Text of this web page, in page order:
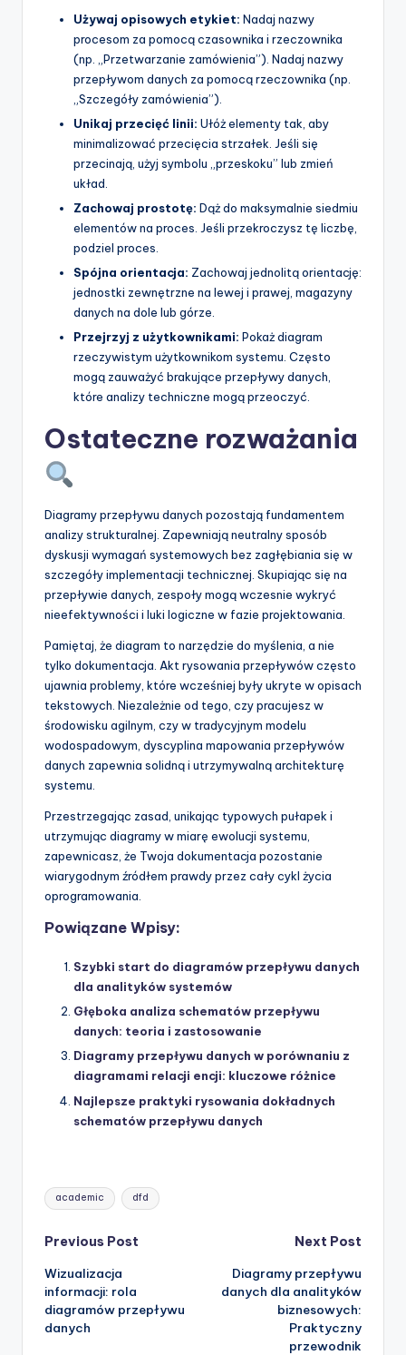
Używaj opisowych etykiet: Nadaj nazwy
procesom za pomocą czasownika i rzeczownika
(np. „Przetwarzanie zamówienia”). Nadaj nazwy
przepływom danych za pomocą rzeczownika (np.
„Szczegóły zamówienia”).
Unikaj przecięć linii: Ułóż elementy tak, aby
minimalizować przecięcia strzałek. Jeśli się
przecinają, użyj symbolu „przeskoku” lub zmień
układ.
Zachowaj prostotę: Dąż do maksymalnie siedmiu
elementów na proces. Jeśli przekroczysz tę liczbę,
podziel proces.
Spójna orientacja: Zachowaj jednolitą orientację:
jednostki zewnętrzne na lewej i prawej, magazyny
danych na dole lub górze.
Przejrzyj z użytkownikami: Pokaż diagram
rzeczywistym użytkownikom systemu. Często
mogą zauważyć brakujące przepływy danych,
które analizy techniczne mogą przeoczyć.
Ostateczne rozważania
Diagramy przepływu danych pozostają fundamentem
analizy strukturalnej. Zapewniają neutralny sposób
dyskusji wymagań systemowych bez zagłębiania się w
szczegóły implementacji technicznej. Skupiając się na
przepływie danych, zespoły mogą wczesnie wykryć
nieefektywności i luki logiczne w fazie projektowania.
Pamiętaj, że diagram to narzędzie do myślenia, a nie
tylko dokumentacja. Akt rysowania przepływów często
ujawnia problemy, które wcześniej były ukryte w opisach
tekstowych. Niezależnie od tego, czy pracujesz w
środowisku agilnym, czy w tradycyjnym modelu
wodospadowym, dyscyplina mapowania przepływów
danych zapewnia solidną i utrzymywalną architekturę
systemu.
Przestrzegając zasad, unikając typowych pułapek i
utrzymując diagramy w miarę ewolucji systemu,
zapewnicasz, że Twoja dokumentacja pozostanie
wiarygodnym źródłem prawdy przez cały cykl życia
oprogramowania.
Powiązane Wpisy:
Szybki start do diagramów przepływu danych
dla analityków systemów
Głęboka analiza schematów przepływu
danych: teoria i zastosowanie
Diagramy przepływu danych w porównaniu z
diagramami relacji encji: kluczowe różnice
Najlepsze praktyki rysowania dokładnych
schematów przepływu danych
Tags:
academic dfd
Post
navigation
Previous Post
Wizualizacja
informacji: rola
diagramów przepływu
danych
Next Post
Diagramy przepływu
danych dla analityków
biznesowych:
Praktyczny
przewodnik